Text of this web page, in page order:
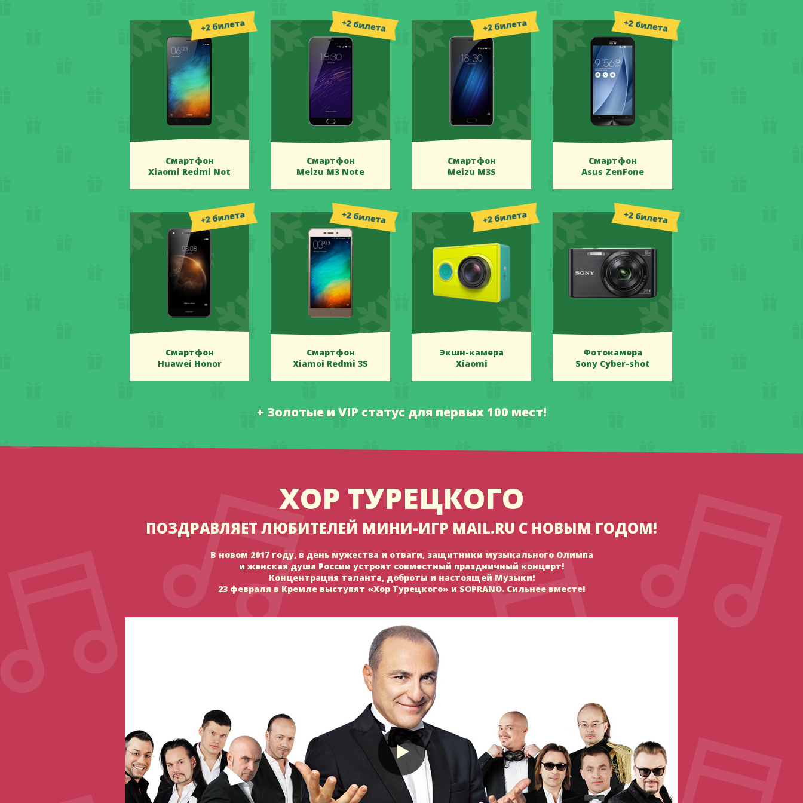
Смартфон
Xiaomi Redmi Not
Смартфон
Meizu M3 Note
Смартфон
Meizu M3S
Смартфон
Asus ZenFone
Смартфон
Huawei Honor
Смартфон
Xiamoi Redmi 3S
Экшн-камера
Xiaomi
Фотокамера
Sony Cyber-shot
+ Золотые и VIP статус для первых 100 мест!
ХОР ТУРЕЦКОГО
ПОЗДРАВЛЯЕТ ЛЮБИТЕЛЕЙ МИНИ-ИГР MAIL.RU С НОВЫМ ГОДОМ!
В новом 2017 году, в день мужества и отваги, защитники музыкального Олимпа
и женская душа России устроят совместный праздничный концерт!
Концентрация таланта, доброты и настоящей Музыки!
23 февраля в Кремле выступят «Хор Турецкого» и SOPRANO. Сильнее вместе!